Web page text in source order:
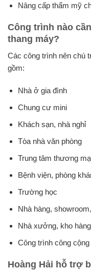
Nâng cấp thẩm mỹ
Công trình nào
thang máy?
Các công trình nên chú
gồm:
Nhà ở gia đình
Chung cư mini
Khách sạn, nhà nghỉ
Tòa nhà văn phòng
Trung tâm thương
Bệnh viện, phòng
Trường học
Nhà hàng,
Nhà xưởng, kho hàng
Công trình công cộng
Hoàng Hải hỗ trợ